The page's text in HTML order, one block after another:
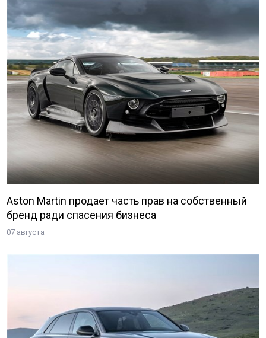
Aston Martin продает часть прав на собственный
бренд ради спасения бизнеса
07 августа